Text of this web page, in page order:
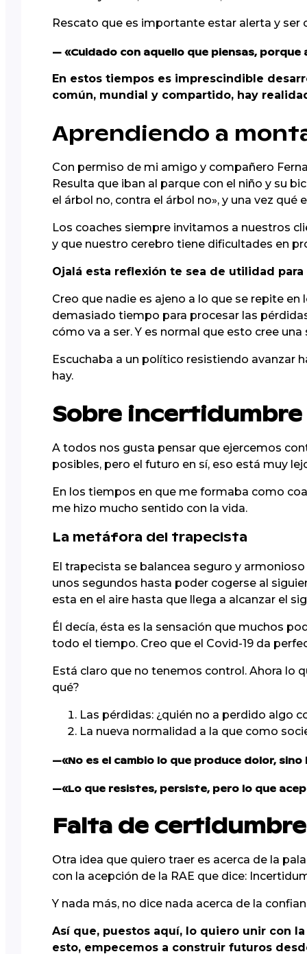
Rescato que es importante estar alerta y
— «Cuidado con aquello que piensas, porque
En estos tiempos es imprescindible
común, mundial y compartido, hay
Aprendiendo a
Con permiso de mi amigo y compañero
Resulta que iban al parque con el niño y su
el árbol no, contra el árbol no», y una vez
Los coaches siempre invitamos a nuestros
y que nuestro cerebro tiene dificultades en
Ojalá esta reflexión te sea de utilidad
Creo que nadie es ajeno a lo que se repite
demasiado tiempo para procesar las
cómo va a ser. Y es normal que esto cree
Escuchaba a un político resistiendo avanzar
hay.
Sobre
A todos nos gusta pensar que ejercemos
posibles, pero el futuro en sí, eso está muy
En los tiempos en que me formaba como
me hizo mucho sentido con la vida.
La metáfora del trapecista
El trapecista se balancea seguro y
unos segundos hasta poder cogerse al
esta en el aire hasta que llega a alcanzar el
Él decía, ésta es la sensación que muchos
todo el tiempo. Creo que el Covid-19 da
Está claro que no tenemos control. Ahora lo
qué?
Las pérdidas: ¿quién no a perdido algo
La nueva normalidad a la que como
—«No es el cambio lo que produce dolor, sino
—«Lo que resistes, persiste, pero lo que
Falta de certidumbre
Otra idea que quiero traer es acerca de la
con la acepción de la RAE que dice:
Y nada más, no dice nada acerca de la
Así que, puestos aquí, lo quiero unir con
esto, empecemos a construir futuros